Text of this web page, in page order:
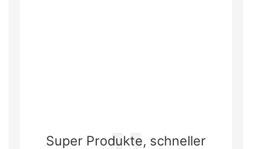
Super Produkte, schneller